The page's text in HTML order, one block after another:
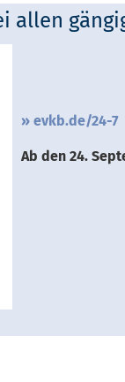
allen
evkb.de/24-7
Ab den 24.